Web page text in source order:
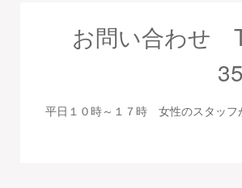
お問い合わせ
平日１０時～１７時 女性のスタッフ